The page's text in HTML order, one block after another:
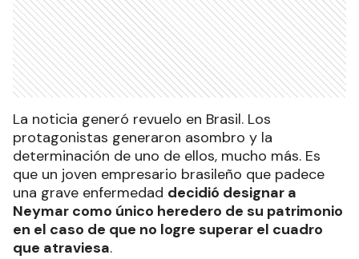
La noticia generó revuelo en Brasil. Los
protagonistas generaron asombro y la
determinación de uno de ellos, mucho más. Es
que un joven empresario brasileño que padece
una grave enfermedad decidió designar a
Neymar como único heredero de su patrimonio
en el caso de que no logre superar el cuadro
que atraviesa.